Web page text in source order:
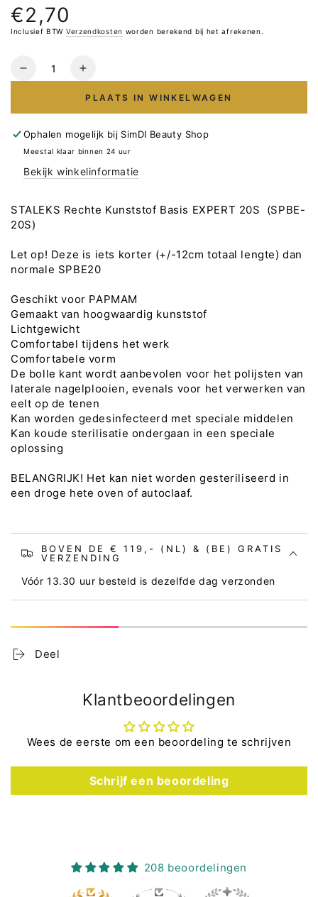
Normale
prijs
€2,70
Inclusief BTW Verzendkosten worden berekend bij het afrekenen.
Hoeveelheid
Verlaag
STALEKS
Rechte
Basis
20S
Verhoog
aantal
STALEKS
Rechte
Basis
20S
PLAATS IN WINKELWAGEN
Ophalen mogelijk bij SimDI Beauty Shop
Meestal klaar binnen 24 uur
Bekijk winkelinformatie
STALEKS Rechte Kunststof Basis EXPERT 20S (SPBE-
20S)
Let op! Deze is iets korter (+/-12cm totaal lengte) dan
normale SPBE20
Geschikt voor PAPMAM
Gemaakt van hoogwaardig kunststof
Lichtgewicht
Comfortabel tijdens het werk
Comfortabele vorm
De bolle kant wordt aanbevolen voor het polijsten van
laterale nagelplooien, evenals voor het verwerken van
eelt op de tenen
Kan worden gedesinfecteerd met speciale middelen
Kan koude sterilisatie ondergaan in een speciale
oplossing
BELANGRIJK! Het kan niet worden gesteriliseerd in
een droge hete oven of autoclaaf.
BOVEN DE € 119,- (NL) & (BE) GRATIS
VERZENDING
Vóór 13.30 uur besteld is dezelfde dag verzonden
Deel
Klantbeoordelingen
Wees de eerste om een beoordeling te schrijven
Schrijf een beoordeling
208 beoordelingen